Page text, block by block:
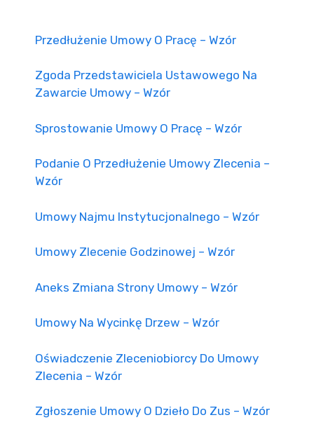
Przedłużenie Umowy O Pracę – Wzór
Zgoda Przedstawiciela Ustawowego Na
Zawarcie Umowy – Wzór
Sprostowanie Umowy O Pracę – Wzór
Podanie O Przedłużenie Umowy Zlecenia –
Wzór
Umowy Najmu Instytucjonalnego – Wzór
Umowy Zlecenie Godzinowej – Wzór
Aneks Zmiana Strony Umowy – Wzór
Umowy Na Wycinkę Drzew – Wzór
Oświadczenie Zleceniobiorcy Do Umowy
Zlecenia – Wzór
Zgłoszenie Umowy O Dzieło Do Zus – Wzór